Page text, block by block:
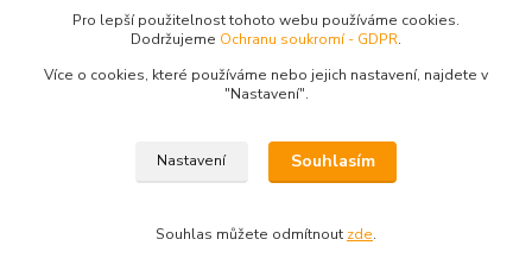
(Po-Pá, 7-18 hod.)
© Copyright 2026 - DK FISHING s.r.o.
Pro lepší použitelnost tohoto webu používáme cookies.
Dodržujeme Ochranu soukromí - GDPR.
Více o cookies, které používáme nebo jejich nastavení, najdete v
"Nastavení".
Nastavení Souhlasím
Souhlas můžete odmítnout zde.